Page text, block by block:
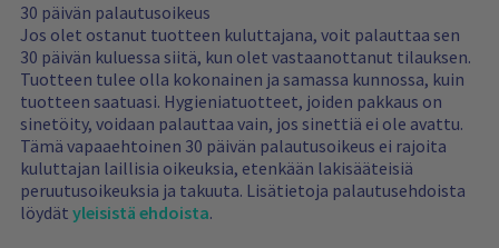
30 päivän palautusoikeus
Jos olet ostanut tuotteen kuluttajana, voit palauttaa sen
30 päivän kuluessa siitä, kun olet vastaanottanut tilauksen.
Tuotteen tulee olla kokonainen ja samassa kunnossa, kuin
tuotteen saatuasi. Hygieniatuotteet, joiden pakkaus on
sinetöity, voidaan palauttaa vain, jos sinettiä ei ole avattu.
Tämä vapaaehtoinen 30 päivän palautusoikeus ei rajoita
kuluttajan laillisia oikeuksia, etenkään lakisääteisiä
peruutusoikeuksia ja takuuta. Lisätietoja palautusehdoista
löydät yleisistä ehdoista.